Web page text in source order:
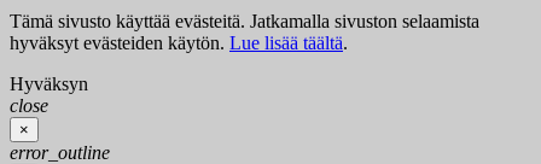
Tämä sivusto käyttää evästeitä. Jatkamalla sivuston selaamista
hyväksyt evästeiden käytön. Lue lisää täältä.
Hyväksyn
close
×
error_outline